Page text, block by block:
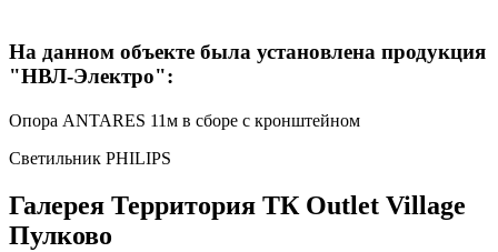
На данном объекте была установлена продукция
"НВЛ-Электро":
Опора ANTARES 11м в сборе с кронштейном
Светильник PHILIPS
Галерея Территория ТК Outlet Village
Пулково